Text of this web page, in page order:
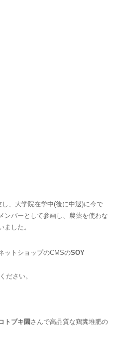
、大学院在学中(後に中退)に今で
ンバーとして参画し、農薬を使わな
ました。
ットショップのCMSのSOY
ださい。
トブキ園 さんで高品質な鶏糞堆肥の